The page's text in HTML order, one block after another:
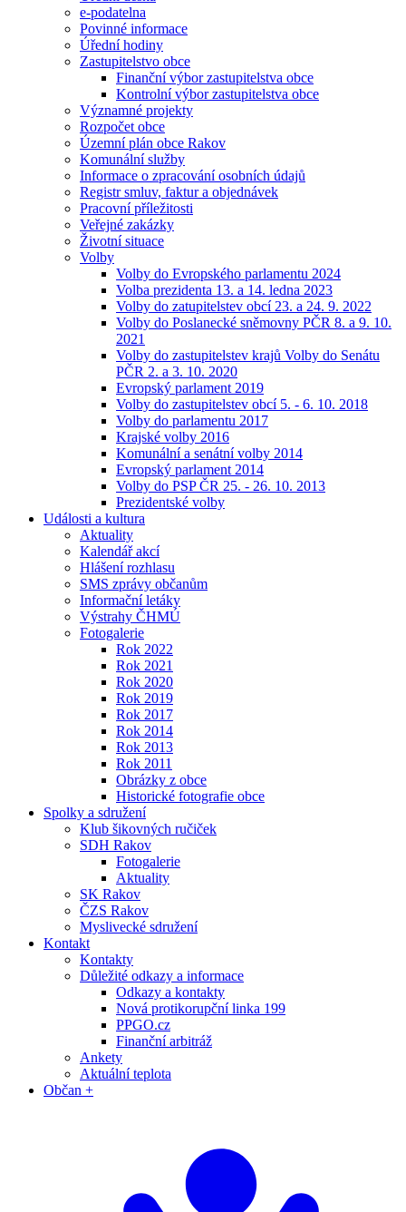
e-podatelna
Povinné informace
Úřední hodiny
Zastupitelstvo obce
Finanční výbor zastupitelstva obce
Kontrolní výbor zastupitelstva obce
Významné projekty
Rozpočet obce
Územní plán obce Rakov
Komunální služby
Informace o zpracování osobních údajů
Registr smluv, faktur a objednávek
Pracovní příležitosti
Veřejné zakázky
Životní situace
Volby
Volby do Evropského parlamentu 2024
Volba prezidenta 13. a 14. ledna 2023
Volby do zatupitelstev obcí 23. a 24. 9. 2022
Volby do Poslanecké sněmovny PČR 8. a 9. 10.
2021
Volby do zastupitelstev krajů Volby do Senátu
PČR 2. a 3. 10. 2020
Evropský parlament 2019
Volby do zastupitelstev obcí 5. - 6. 10. 2018
Volby do parlamentu 2017
Krajské volby 2016
Komunální a senátní volby 2014
Evropský parlament 2014
Volby do PSP ČR 25. - 26. 10. 2013
Prezidentské volby
Události a kultura
Aktuality
Kalendář akcí
Hlášení rozhlasu
SMS zprávy občanům
Informační letáky
Výstrahy ČHMÚ
Fotogalerie
Rok 2022
Rok 2021
Rok 2020
Rok 2019
Rok 2017
Rok 2014
Rok 2013
Rok 2011
Obrázky z obce
Historické fotografie obce
Spolky a sdružení
Klub šikovných ručiček
SDH Rakov
Fotogalerie
Aktuality
SK Rakov
ČZS Rakov
Myslivecké sdružení
Kontakt
Kontakty
Důležité odkazy a informace
Odkazy a kontakty
Nová protikorupční linka 199
PPGO.cz
Finanční arbitráž
Ankety
Aktuální teplota
Občan +